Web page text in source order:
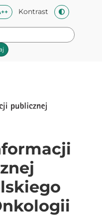
do treści
stronydo stopki
średnia
Czcionka duża
Kontrast
Zmień